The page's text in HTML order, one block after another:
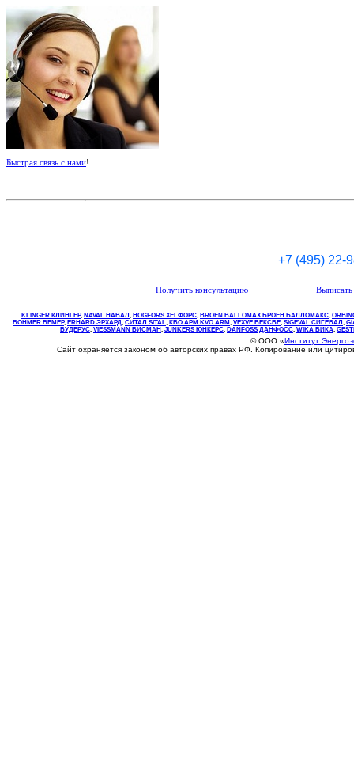
Быстрая связь с нами!
+7 (495) 22-
Получить консультацию
KLINGER КЛИНГЕР, NAVAL НАВАЛ , НOGFORS ХЕГФОРС, BROEN BALLOMAX БРОЕН БАЛЛОМАКС,
BOHMER БЕМЕР, ERHARD ЭРХАРД, СИТАЛ SITAL, КВО АРМ KVO ARM, VEXVE ВЕКСВЕ, SIGEVAL СИГЕВАЛ ,
БУДЕРУС, VIESSMANN ВИСМАН , JUNKERS ЮНКЕРС. DANFOSS ДАНФОСС, WIKA ВИКА,
© ООО «Институт
Сайт охраняется законом об авторских правах РФ. Копирование или